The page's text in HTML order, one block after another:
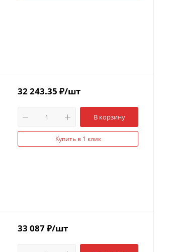
32 243.35 ₽/шт
В корзину
Купить в 1 клик
33 087₽/шт